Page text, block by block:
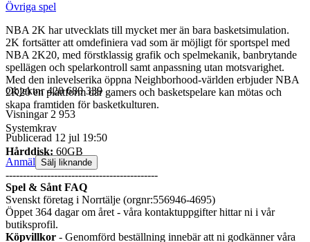
Övriga spel
NBA 2K har utvecklats till mycket mer än bara basketsimulation.
2K fortsätter att omdefiniera vad som är möjligt för sportspel med
NBA 2K20, med förstklassig grafik och spelmekanik, banbrytande
spellägen och spelarkontroll samt anpassning utan motsvarighet.
Med den inlevelserika öppna Neighborhood-världen erbjuder NBA
2K20 en plattform där gamers och basketspelare kan mötas och
skapa framtiden för basketkulturen.
Systemkrav
Hårddisk: 60GB
--------------------------------------------
Spel & Sånt FAQ
Svenskt företag i Norrtälje (orgnr:556946-4695)
Öppet 364 dagar om året - våra kontaktuppgifter hittar ni i vår
butiksprofil.
Köpvillkor - Genomförd beställning innebär att ni godkänner våra
Objektnr 420 680 339
Visningar 2 953
Publicerad 12 jul 19:50
Anmäl Sälj liknande